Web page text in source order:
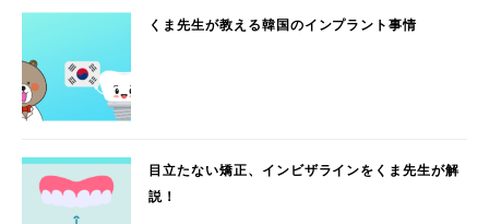
くま先生が教える韓国のインプラント事情
目立たない矯正、インビザラインをくま先生が解
説！